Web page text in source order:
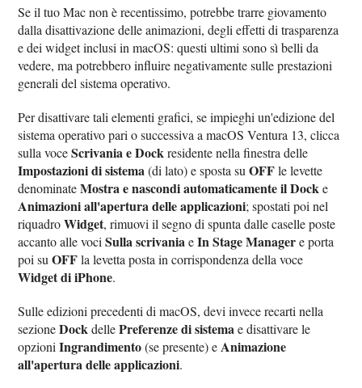
Se il tuo Mac non è recentissimo, potrebbe trarre giovamento
dalla disattivazione delle animazioni, degli effetti di trasparenza
e dei widget inclusi in macOS: questi ultimi sono sì belli da
vedere, ma potrebbero influire negativamente sulle prestazioni
generali del sistema operativo.
Per disattivare tali elementi grafici, se impieghi un'edizione del
sistema operativo pari o successiva a macOS Ventura 13, clicca
sulla voceScrivania e Dockresidente nella finestra delle
Impostazioni di sistema(di lato) e sposta suOFFle levette
denominateMostra e nascondi automaticamente il Docke
Animazioni all'apertura delle applicazioni; spostati poi nel
riquadroWidget, rimuovi il segno di spunta dalle caselle poste
accanto alle vociSulla scrivaniaeIn Stage Managere porta
poi suOFFla levetta posta in corrispondenza della voce
Widget di iPhone.
Sulle edizioni precedenti di macOS, devi invece recarti nella
sezioneDockdellePreferenze di sistemae disattivare le
opzioniIngrandimento(se presente) e Animazione
all'apertura delle applicazioni.